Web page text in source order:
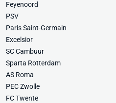
Feyenoord
PSV
Paris Saint-Germain
Excelsior
SC Cambuur
Sparta Rotterdam
AS Roma
PEC Zwolle
FC Twente